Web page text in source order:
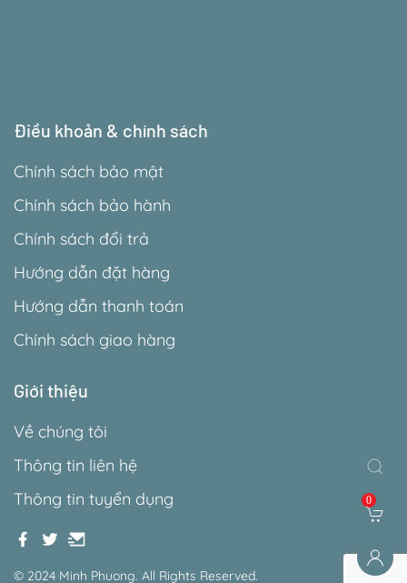
Điều khoản & chính sách
Chính sách bảo mật
Chính sách bảo hành
Chính sách đổi trả
Hướng dẫn đặt hàng
Hướng dẫn thanh toán
Chính sách giao hàng
Giới thiệu
Về chúng tôi
Thông tin liên hệ
Thông tin tuyển dụng
© 2024 Minh Phuong. All Rights Reserved.
0